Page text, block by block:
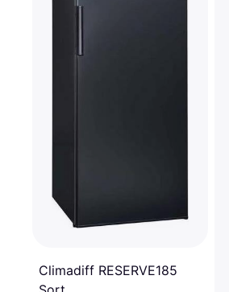
Climadiff RESERVE185